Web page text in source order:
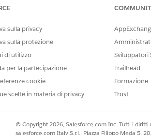
oggetti.
.
Unità operativanella sezione Informazioni
PROBLEMA?
sulla privacy
sulla protezione
di utilizzo
per la partecipazione
cookie
scelte in materia di privacy
Sviluppatori
Trailhead
Formazione
Trust
© Copyright 2026, Salesforce.com Inc. Tutti i
salesforce.com Italy S.r.l., Piazza Filippo Meda 5,